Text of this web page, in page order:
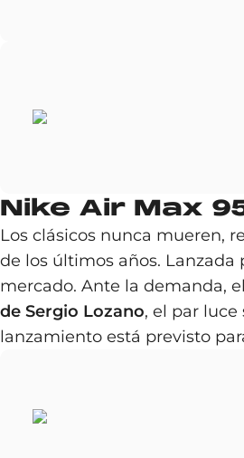
Nike Air Max
Los clásicos nunca mueren,
de los últimos años. Lanzada
mercado. Ante la demanda,
de Sergio Lozano, el par luce
lanzamiento está previsto